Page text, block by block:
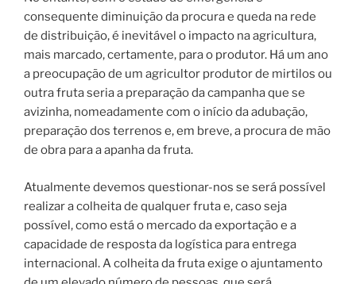
consequente diminuição da procura e queda na rede
de distribuição, é inevitável o impacto na agricultura,
mais marcado, certamente, para o produtor. Há um ano
a preocupação de um agricultor produtor de mirtilos ou
outra fruta seria a preparação da campanha que se
avizinha, nomeadamente com o início da adubação,
preparação dos terrenos e, em breve, a procura de mão
de obra para a apanha da fruta.
Atualmente devemos questionar-nos se será possível
realizar a colheita de qualquer fruta e, caso seja
possível, como está o mercado da exportação e a
capacidade de resposta da logística para entrega
internacional. A colheita da fruta exige o ajuntamento